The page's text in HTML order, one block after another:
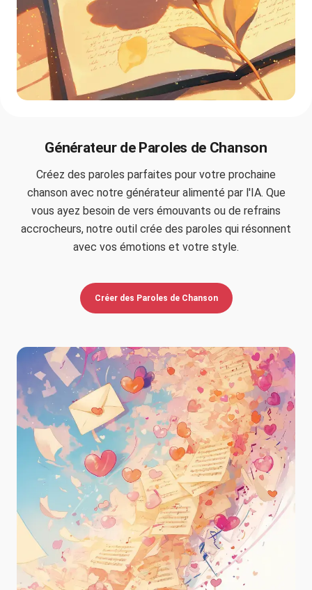
Générateur de Paroles de Chanson
Créez des paroles parfaites pour votre prochaine
chanson avec notre générateur alimenté par l'IA. Que
vous ayez besoin de vers émouvants ou de refrains
accrocheurs, notre outil crée des paroles qui résonnent
avec vos émotions et votre style.
Créer des Paroles de Chanson